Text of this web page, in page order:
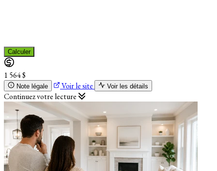
Calculer
1 564 $
Note légale Voir le site Voir les détails
Continuez votre lecture